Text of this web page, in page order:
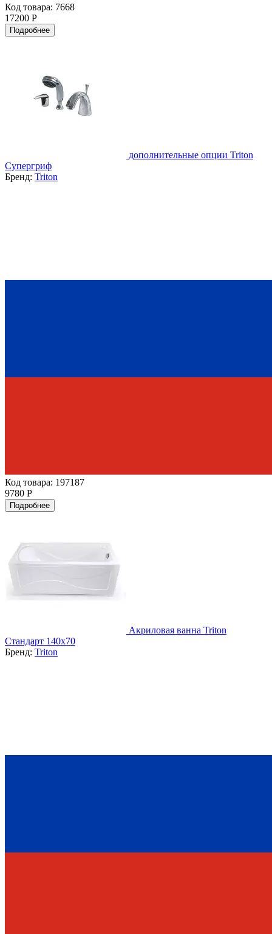
Код товара: 7668
17200 Р
Подробнее
дополнительные опции Triton
Супергриф
Бренд: Triton
Код товара: 197187
9780 Р
Подробнее
Акриловая ванна Triton
Стандарт 140х70
Бренд: Triton